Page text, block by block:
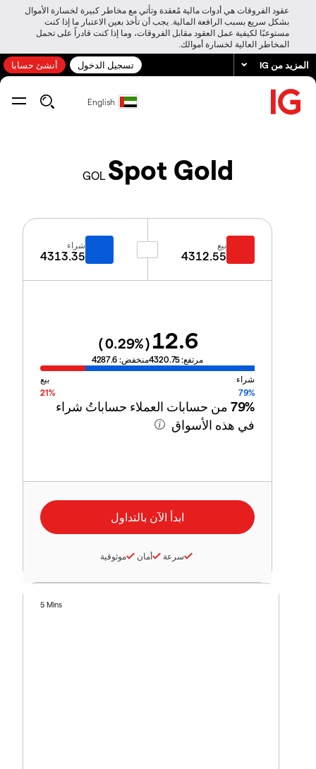
عقود الفروقات هي أدوات مالية مُعقدة وتأتي مع مخاطر كبيرة لخسارة الأموال
بشكل سريع بسبب الرافعة المالية. يجب أن تأخذ بعين الاعتبار ما إذا كنت
مستوعبًا لكيفية عمل العقود مقابل الفروقات، وما إذا كنت قادراً على تحمل
المخاطر العالية لخسارة أموالك.
المزيد من IG تسجيل الدخول أنشئ حسابا
English
Spot Gold
GOL
بيع
4312.55
شراء
4313.35
12.6
(
0.29%)
مرتفع:4320.75منخفض: 4287.6
شراء
بيع
79%
21%
79% من حسابات العملاء حساباتُ شراء
في هذه الأسواق
سرعة أمان موثوقية
5 Mins